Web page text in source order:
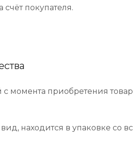
покупателя.
момента приобретения
находится в упаковке со